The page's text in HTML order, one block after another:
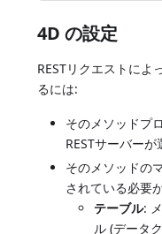
4D の設定
RESTリクエストによ
るには:
そのメソッドプ
RESTサーバー
そのメソッドの
されている必要
テーブル:
ル (データ